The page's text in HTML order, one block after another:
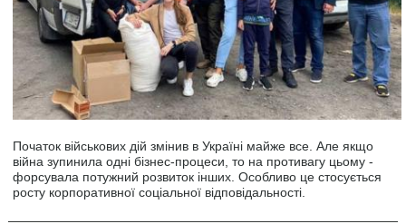
Початок військових дій змінив в Україні майже все. Але якщо
війна зупинила одні бізнес-процеси, то на противагу цьому -
форсувала потужний розвиток інших. Особливо це стосується
росту корпоративної соціальної відповідальності.